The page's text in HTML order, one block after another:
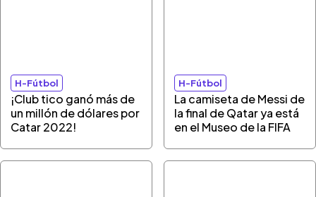
H-Fútbol
¡Club tico ganó más de
un millón de dólares por
Catar 2022!
H-Fútbol
La camiseta de Messi de
la final de Qatar ya está
en el Museo de la FIFA